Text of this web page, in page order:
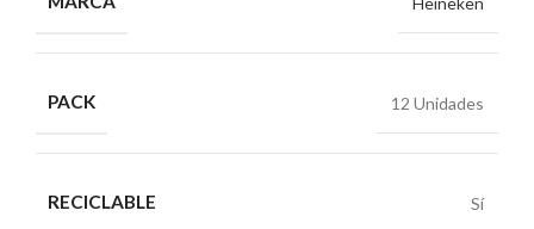
PACK 12 Unidades
RECICLABLE Sí